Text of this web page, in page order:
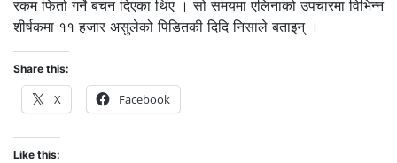
रकम फिर्ता गर्ने बचन दिएका थिए । सो समयमा एलिनाको उपचारमा विभिन्न
शीर्षकमा ११ हजार असुलेको पिडितकी दिदि निसाले बताइन् ।
Share this:
X Facebook
Like this: